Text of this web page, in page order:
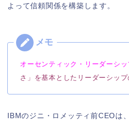
よって信頼関係を構築します。
オーセンティック・リーダーシッ
さ」を基本としたリーダーシップ
IBMのジニ・ロメッティ前CEOは、